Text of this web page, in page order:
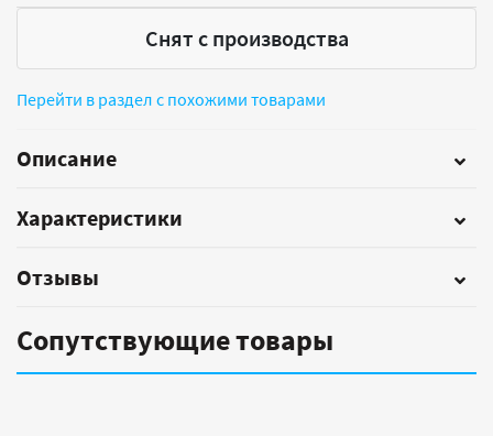
Снят с производства
Перейти в раздел с похожими товарами
Описание
Характеристики
Отзывы
Сопутствующие товары